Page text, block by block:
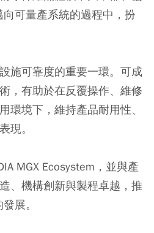
可量產系統的過程中，扮
施可靠度的重要一環。可成
，有助於在反覆操作、維修
環境下，維持產品耐用性、
現。
MGX Ecosystem，並與產
、機構創新與製程卓越，推
展。